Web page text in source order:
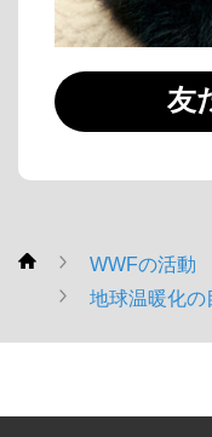
友
WWF WWFの活動
地球温暖化の